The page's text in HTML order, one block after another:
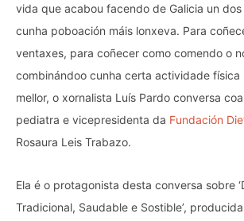
vida que acabou facendo de Galicia un
cunha poboación máis lonxeva. Para
ventaxes, para coñecer como comendo o
combinándoo cunha certa actividade física
mellor, o xornalista Luís Pardo conversa
pediatra e vicepresidenta da Fundación
Rosaura Leis Trabazo.
Ela é o protagonista desta conversa sobre
Tradicional, Saudable e Sostible’,